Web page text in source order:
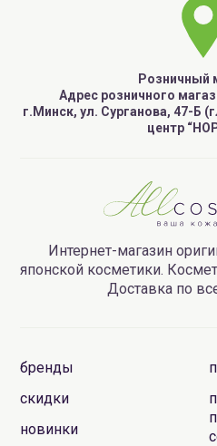
Розничный
Адрес розничного
г.Минск, ул. Сурганова, 47-Б
центр
Интернет-магазин
японской косметики.
Доставка по
бренды
скидки
новинки